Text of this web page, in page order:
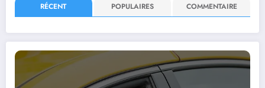
RÉCENT POPULAIRES COMMENTAIRE